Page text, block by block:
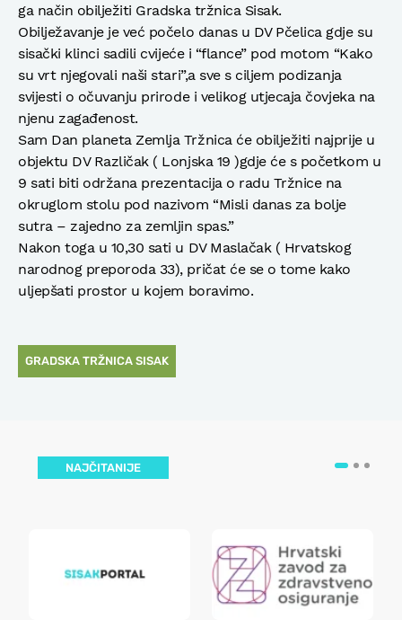
ga način obilježiti Gradska tržnica Sisak.
Obilježavanje je već počelo danas u DV Pčelica gdje su
sisački klinci sadili cvijeće i “flance” pod motom “Kako
su vrt njegovali naši stari”,a sve s ciljem podizanja
svijesti o očuvanju prirode i velikog utjecaja čovjeka na
njenu zagađenost.
Sam Dan planeta Zemlja Tržnica će obilježiti najprije u
objektu DV Različak ( Lonjska 19 )gdje će s početkom u
9 sati biti održana prezentacija o radu Tržnice na
okruglom stolu pod nazivom “Misli danas za bolje
sutra – zajedno za zemljin spas.”
Nakon toga u 10,30 sati u DV Maslačak ( Hrvatskog
narodnog preporoda 33), pričat će se o tome kako
uljepšati prostor u kojem boravimo.
GRADSKA TRŽNICA SISAK
NAJČITANIJE